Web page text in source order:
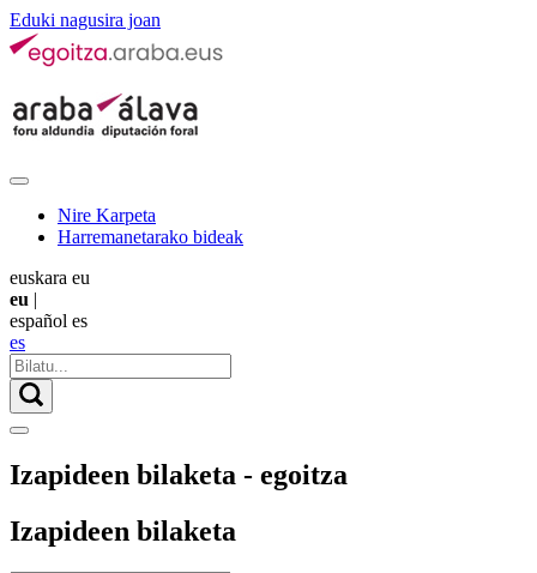
Eduki nagusira joan
Nire Karpeta
Harremanetarako bideak
euskara eu
eu |
español es
es
Izapideen bilaketa - egoitza
Izapideen bilaketa